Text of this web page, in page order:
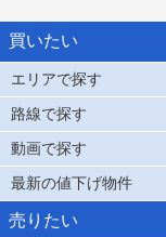
買いたい
エリアで探す
路線で探す
動画で探す
最新の値下げ物件
売りたい